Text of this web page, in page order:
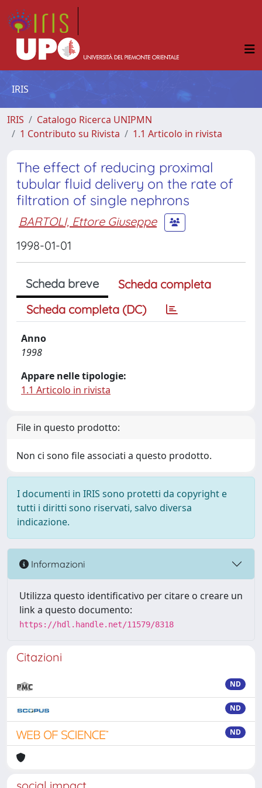
IRIS
IRIS
Catalogo Ricerca UNIPMN
1 Contributo su Rivista
1.1 Articolo in rivista
The effect of reducing proximal
tubular fluid delivery on the rate of
filtration of single nephrons
BARTOLI, Ettore Giuseppe
1998-01-01
Scheda breve
Scheda completa
Scheda completa (DC)
Anno
1998
Appare nelle tipologie:
1.1 Articolo in rivista
File in questo prodotto:
Non ci sono file associati a questo prodotto.
I documenti in IRIS sono protetti da copyright e
tutti i diritti sono riservati, salvo diversa
indicazione.
Informazioni
Utilizza questo identificativo per citare o creare un
link a questo documento:
https://hdl.handle.net/11579/8318
Citazioni
ND
ND
ND